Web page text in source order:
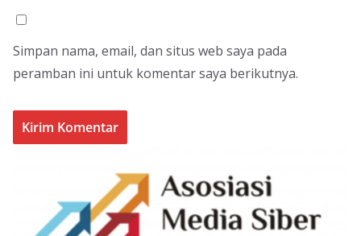
Simpan nama, email, dan situs web saya pada
peramban ini untuk komentar saya berikutnya.